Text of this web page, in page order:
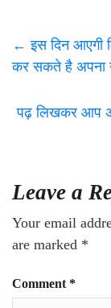
← इस दिन आएगी
कर सकते है अपना
पढ़ लिखकर आप
Leave a
Your email
are marked *
Comment *